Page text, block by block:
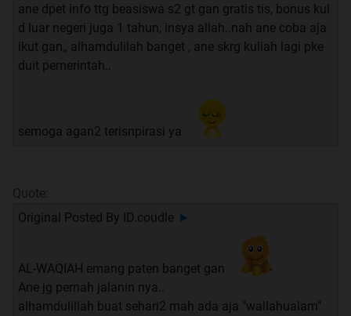
ane dpet info ttg beasiswa s2 gt gan gratis tis, bonus kul
d luar negeri juga 1 tahun, insya allah..nah ane coba aja
ikut gan,, alhamdulilah banget , ane skrg kuliah lagi pke
duit pemerintah..
semoga agan2 terisnpirasi ya
Quote:
Original Posted By ID.coudle ►
AL-WAQIAH emang paten banget gan
Ane jg pernah jalanin nya..
alhamdulillah buat sehari2 mah ada aja "wallahualam"